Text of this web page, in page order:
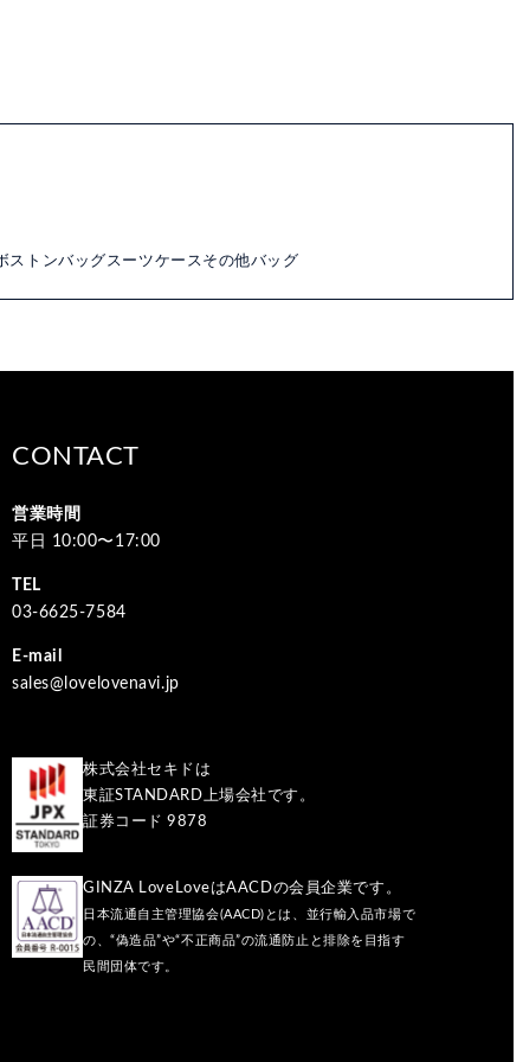
ストンバッグスーツケースその他バッグ
CONTACT
営業時間
平日 10:00〜17:00
TEL
03-6625-7584
E-mail
sales@lovelovenavi.jp
株式会社セキドは
東証STANDARD上場会社です。
証券コード 9878
GINZA LoveLoveはAACDの会員企業です。
日本流通自主管理協会(AACD)とは、並行輸入品市場で
の、“偽造品”や“不正商品”の流通防止と排除を目指す
民間団体です。